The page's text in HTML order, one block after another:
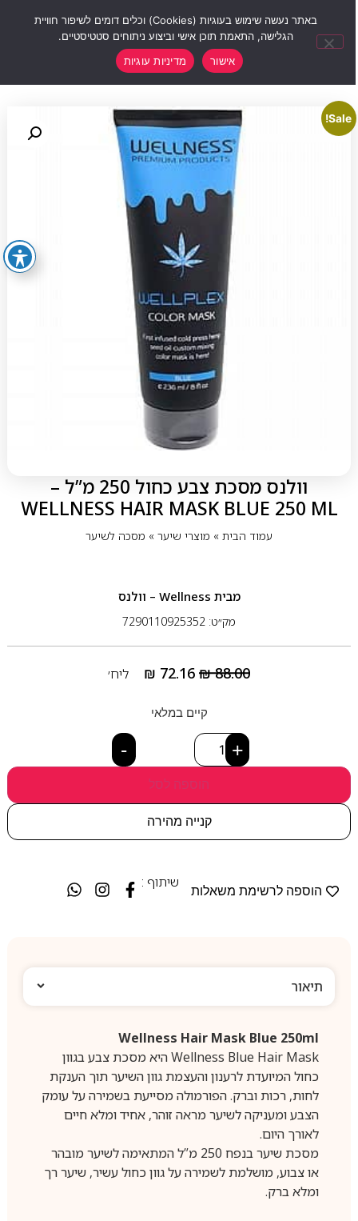
Sale!
וולנס מסכת צבע כחול 250 מ”ל –
WELLNESS HAIR MASK BLUE 250 ML
עמוד הבית» מוצרי שיער» מסכה לשיער
מבית Wellness – וולנס
מק״ט: 7290110925352
₪88.00
₪ 72.16 ליח׳
קיים במלאי
- +
הוספה לסל
קנייה מהירה
הוספה לרשימת משאלות
שיתוף :
תיאור
Wellness Hair Mask Blue 250ml
Wellness Blue Hair Mask היא מסכת צבע בגוון
כחול המיועדת לרענון והעצמת גוון השיער תוך הענקת
לחות, רכות וברק. הפורמולה מסייעת בשמירה על עומק
הצבע ומעניקה לשיער מראה זוהר, אחיד ומלא חיים
לאורך היום.
מסכת שיער בנפח 250 מ”ל המתאימה לשיער מובהר
או צבוע, מושלמת לשמירה על גוון כחול עשיר, שיער רך
ומלא ברק.
באתר נעשה שימוש בעוגיות (Cookies) וכלים דומים לשיפור חוויית
הגלישה, התאמת תוכן אישי וביצוע ניתוחים סטטיסטיים.
אישור
מדיניות עוגיות